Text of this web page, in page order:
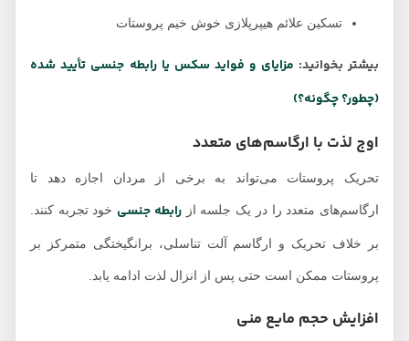
تسکین علائم هیپرپلازی خوش خیم پروستات
بیشتر بخوانید:مزایای و فواید سکس یا رابطه جنسی تأیید شده
(چطور؟ چگونه؟)
اوج لذت با ارگاسم‌های متعدد
تحریک پروستات می‌تواند به برخی از مردان اجازه دهد تا
ارگاسم‌های متعدد را در یک جلسه ازرابطه جنسیخود تجربه کنند.
بر خلاف تحریک و ارگاسم آلت تناسلی، برانگیختگی متمرکز بر
پروستات ممکن است حتی پس از انزال لذت ادامه یابد.
افزایش حجم مایع منی